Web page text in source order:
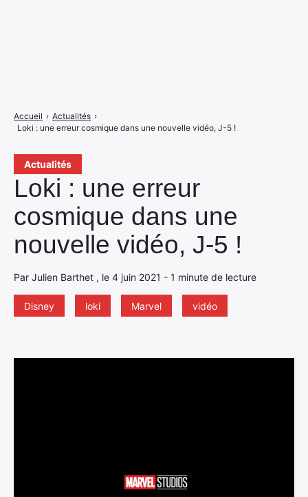
Actualités
Loki : une erreur
cosmique dans une
nouvelle vidéo, J-5 !
Par Julien Barthet , le 4 juin 2021 - 1 minute de lecture
Disney loki Marvel vidéo
Accueil › Actualités ›
Loki : une erreur cosmique dans une nouvelle vidéo, J-5 !